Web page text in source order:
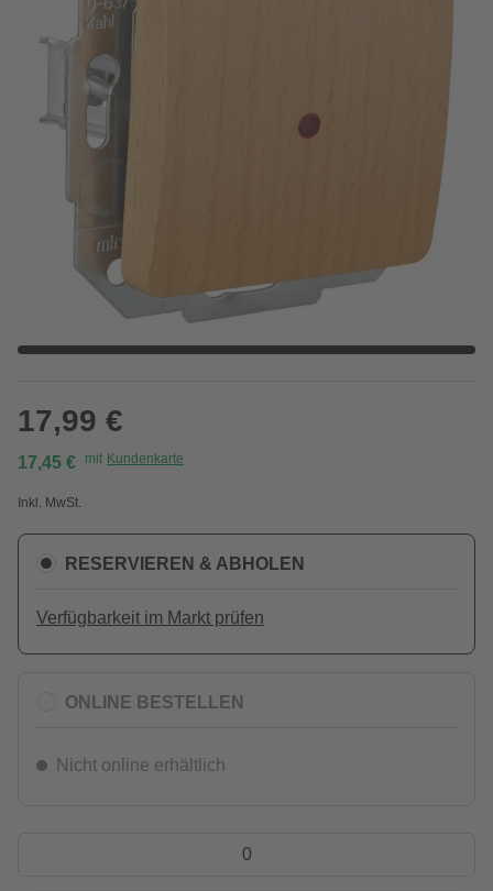
17,99 €
17,45 € mit Kundenkarte
Inkl. MwSt.
RESERVIEREN & ABHOLEN
Verfügbarkeit im Markt prüfen
ONLINE BESTELLEN
Nicht online erhältlich